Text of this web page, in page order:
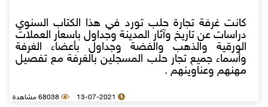
كانت غرفة تجارة حلب تورد في هذا الكتاب السنوي
دراسات عن تاريخ وآثار المدينة وجداول باسعار العملات
الورقية والذهب والفضة وجداول بأعضاء الغرفة
وأسماء جميع تجار حلب المسجلين بالغرفة مع تفصيل
مهنهم وعناوينهم .
13-07-2021 68038 مشاهدة